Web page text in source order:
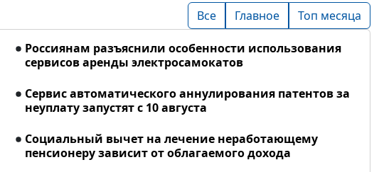
Все Главное Топ месяца
Россиянам разъяснили особенности использования
сервисов аренды электросамокатов
Сервис автоматического аннулирования патентов за
неуплату запустят с 10 августа
Социальный вычет на лечение неработающему
пенсионеру зависит от облагаемого дохода